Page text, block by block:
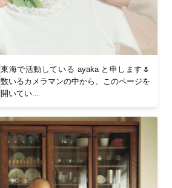
東海で活動している ayaka と申します🌷
数いるカメラマンの中から、このページを
開いてい...